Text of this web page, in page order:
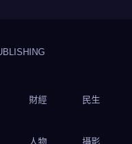
財經 民生
人物 攝影